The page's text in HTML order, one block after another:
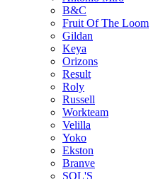
B&C
Fruit Of The Loom
Gildan
Keya
Orizons
Result
Roly
Russell
Workteam
Velilla
Yoko
Ekston
Branve
SOL'S